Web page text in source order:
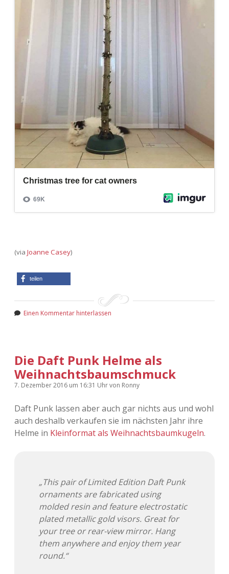
(via Joanne Casey)
teilen
Einen Kommentar hinterlassen
Die Daft Punk Helme als
Weihnachtsbaumschmuck
7. Dezember 2016 um 16:31 Uhrvon Ronny
Daft Punk lassen aber auch gar nichts aus und wohl
auch deshalb verkaufen sie im nächsten Jahr ihre
Helme in Kleinformat als Weihnachtsbaumkugeln.
„This pair of Limited Edition Daft Punk
ornaments are fabricated using
molded resin and feature electrostatic
plated metallic gold visors. Great for
your tree or rear-view mirror. Hang
them anywhere and enjoy them year
round.“